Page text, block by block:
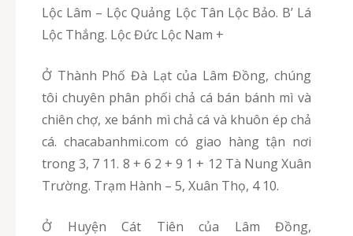
Lộc Lâm – Lộc Quảng Lộc Tân Lộc Bảo. B’ Lá
Lộc Thắng. Lộc Đức Lộc Nam +
Ở Thành Phố Đà Lạt của Lâm Đồng, chúng
tôi chuyên phân phối chả cá bán bánh mì và
chiên chợ, xe bánh mì chả cá và khuôn ép chả
cá. chacabanhmi.com có giao hàng tận nơi
trong 3, 7 11. 8 + 6 2 + 9 1 + 12 Tà Nung Xuân
Trường. Trạm Hành – 5, Xuân Thọ, 4 10.
Ở Huyện Cát Tiên của Lâm Đồng,